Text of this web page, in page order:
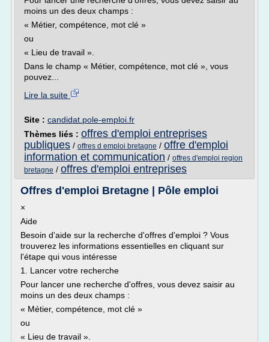
moins un des deux champs :
« Métier, compétence, mot clé »
ou
« Lieu de travail ».
Dans le champ « Métier, compétence, mot clé », vous
pouvez...
Lire la suite
Site : candidat.pole-emploi.fr
Thèmes liés : offres d'emploi entreprises
publiques / offres d emploi bretagne / offre d'emploi
information et communication / offres d'emploi region
bretagne / offres d'emploi entreprises
Offres d'emploi Bretagne | Pôle emploi
×
Aide
Besoin d'aide sur la recherche d'offres d'emploi ? Vous
trouverez les informations essentielles en cliquant sur
l'étape qui vous intéresse
1. Lancer votre recherche
Pour lancer une recherche d'offres, vous devez saisir au
moins un des deux champs :
« Métier, compétence, mot clé »
ou
« Lieu de travail ».